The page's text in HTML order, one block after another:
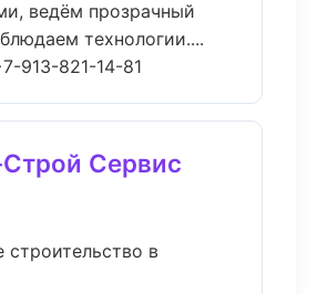
ведём прозрачный
технологии....
913-821-14-81
Сервис
строительство в